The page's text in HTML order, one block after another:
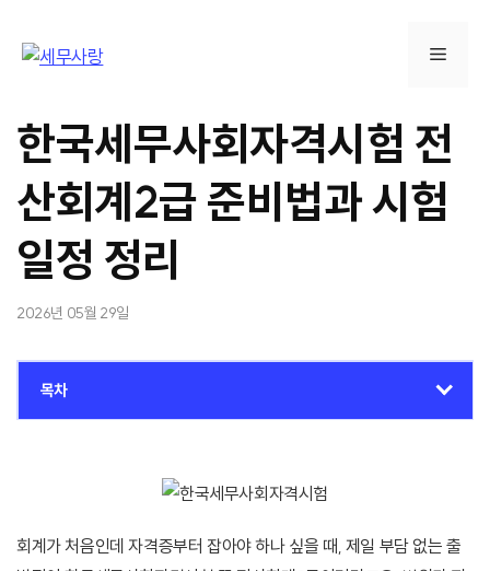
메
뉴
한국세무사회자격시험 전
산회계2급 준비법과 시험
일정 정리
2026년 05월 29일
목차
회계가 처음인데 자격증부터 잡아야 하나 싶을 때, 제일 부담 없는 출